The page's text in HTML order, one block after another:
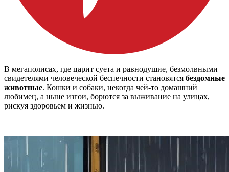
В мегаполисах, где царит суета и равнодушие, безмолвными
свидетелями человеческой беспечности становятся бездомные
животные. Кошки и собаки, некогда чей-то домашний
любимец, а ныне изгои, борются за выживание на улицах,
рискуя здоровьем и жизнью.